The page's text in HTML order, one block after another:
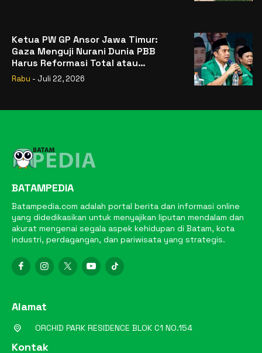
Ketua PW GP Ansor Jawa Timur:
Gaza Menguji Nurani Dunia PBB
Harus Reformasi Total atau
Kehilangan Legitimasi
Rabu - Juli 22, 2026
BATAMPEDIA
Batampedia.com adalah portal berita dan informasi online
yang didedikasikan untuk menyajikan liputan mendalam dan
akurat mengenai segala aspek kehidupan di Batam, kota
industri, perdagangan, dan pariwisata yang strategis.
Alamat
ORCHID PARK RESIDENCE BLOK C1 NO.154
Kontak